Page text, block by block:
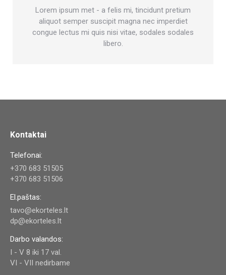
Lorem ipsum met - a felis mi, tincidunt pretium
aliquot semper suscipit magna nec imperdiet
congue lectus mi quis nisi vitae, sodales sodales
libero.
Kontaktai
Telefonai:
+370 683 51505
+370 683 51506
El.paštas:
tavo@ekorteles.lt
dp@ekorteles.lt
Darbo valandos:
I - V 8 iki 17 val.
VI - VII nedirbame